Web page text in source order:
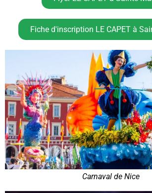
Fiche d'inscription LE CAPET à
Carnaval de Nice